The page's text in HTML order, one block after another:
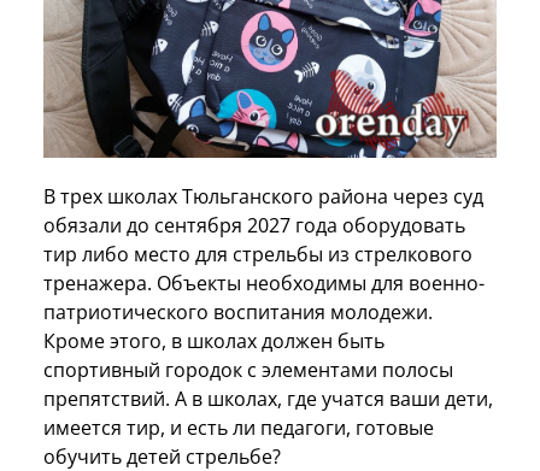
В трех школах Тюльганского района через суд
обязали до сентября 2027 года оборудовать
тир либо место для стрельбы из стрелкового
тренажера. Объекты необходимы для военно-
патриотического воспитания молодежи.
Кроме этого, в школах должен быть
спортивный городок с элементами полосы
препятствий. А в школах, где учатся ваши дети,
имеется тир, и есть ли педагоги, готовые
обучить детей стрельбе?